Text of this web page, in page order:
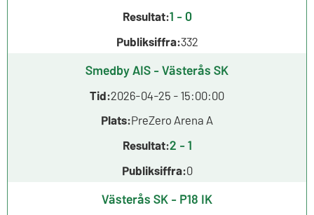
Resultat:1 - 0
Publiksiffra:332
Smedby AIS - Västerås SK
Tid:2026-04-25 - 15:00:00
Plats:PreZero Arena A
Resultat:2 - 1
Publiksiffra:0
Västerås SK - P18 IK